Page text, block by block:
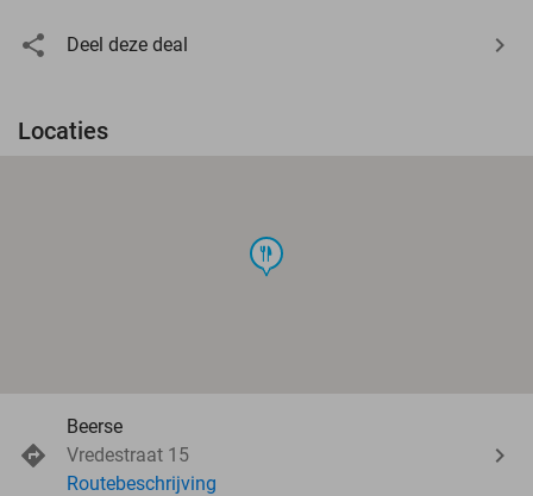
Deel deze deal
Locaties
food
Beerse
Vredestraat 15
Routebeschrijving